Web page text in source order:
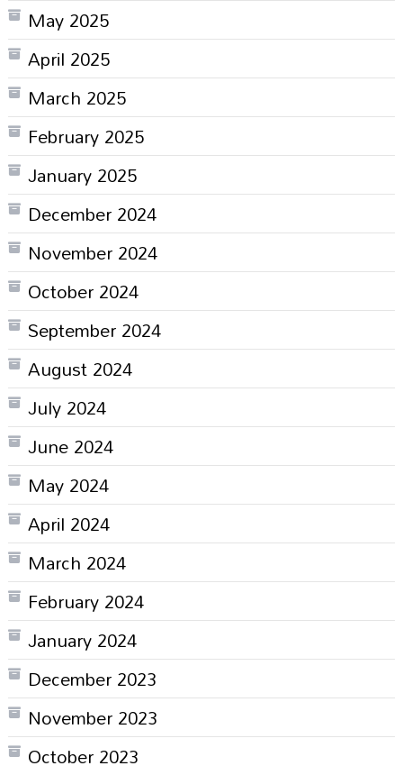
May 2025
April 2025
March 2025
February 2025
January 2025
December 2024
November 2024
October 2024
September 2024
August 2024
July 2024
June 2024
May 2024
April 2024
March 2024
February 2024
January 2024
December 2023
November 2023
October 2023